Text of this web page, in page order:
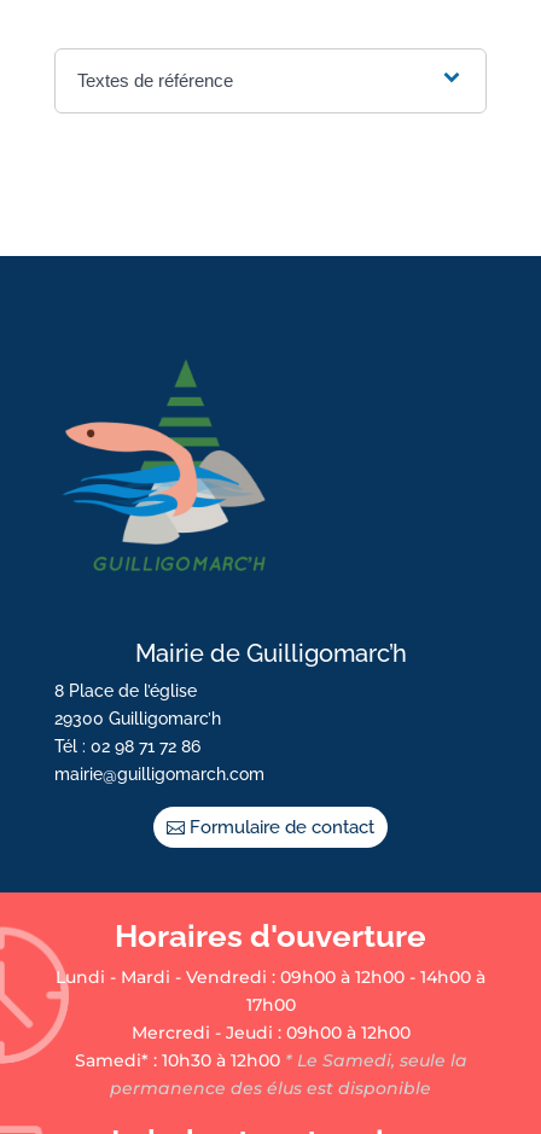
Textes de référence
Mairie de Guilligomarc’h
8 Place de l’église
29300 Guilligomarc’h
Tél : 02 98 71 72 86
mairie@guilligomarch.com
Formulaire de contact
Horaires d'ouverture
Lundi - Mardi - Vendredi : 09h00 à 12h00 - 14h00 à
17h00
Mercredi - Jeudi : 09h00 à 12h00
Samedi* : 10h30 à 12h00* Le Samedi, seule la
permanence des élus est disponible